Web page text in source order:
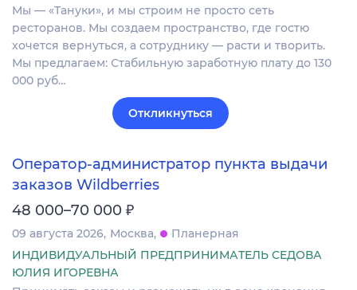
Мы — «Тануки», и мы строим не просто сеть
ресторанов. Мы создаем пространство, где гостю
хочется вернуться, а сотруднику — расти и творить.
Мы предлагаем: Стабильную заработную плату до 130
000 руб…
Откликнуться
Оператор-администратор пункта выдачи
заказов Wildberries
48 000–70 000 ₽
09 августа 2026 Москва
Планерная
ИНДИВИДУАЛЬНЫЙ ПРЕДПРИНИМАТЕЛЬ СЕДОВА
ЮЛИЯ ИГОРЕВНА